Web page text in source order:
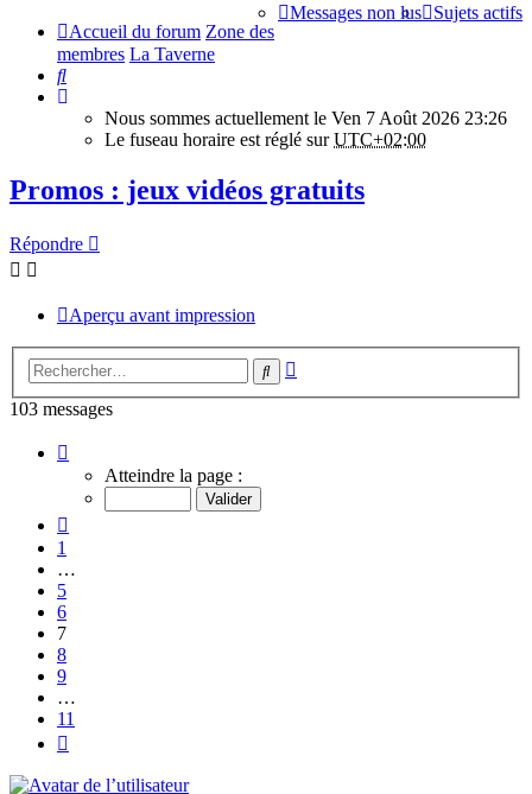
Sujets actifs
Messages non lus
Accueil du forum Zone des
membres La Taverne
Rechercher
Nous sommes actuellement le Ven 7 Août 2026 23:26
Le fuseau horaire est réglé surUTC+02:00
Promos : jeux vidéos gratuits
Répondre
Aperçu avant impression
Rechercher
103 messages
sur
Atteindre la page :
1
…
5
6
7
8
9
…
11